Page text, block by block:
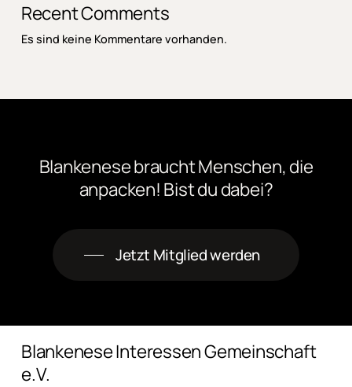
Recent Comments
Es sind keine Kommentare vorhanden.
BlankenesebrauchtMenschen,die
anpacken! Bistdudabei?
Jetzt Mitglied werden
Blankenese Interessen Gemeinschaft
e.V.